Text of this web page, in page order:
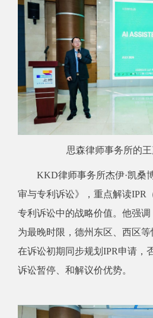
思森律师事务所的王
KKD律师事务所杰伊·凯桑
审与专利诉讼》，重点解读IPR
专利诉讼中的战略价值。他强
为最晚时限，德州东区、西区
在诉讼初期同步规划IPR申请，
诉讼暂停、和解议价优势。